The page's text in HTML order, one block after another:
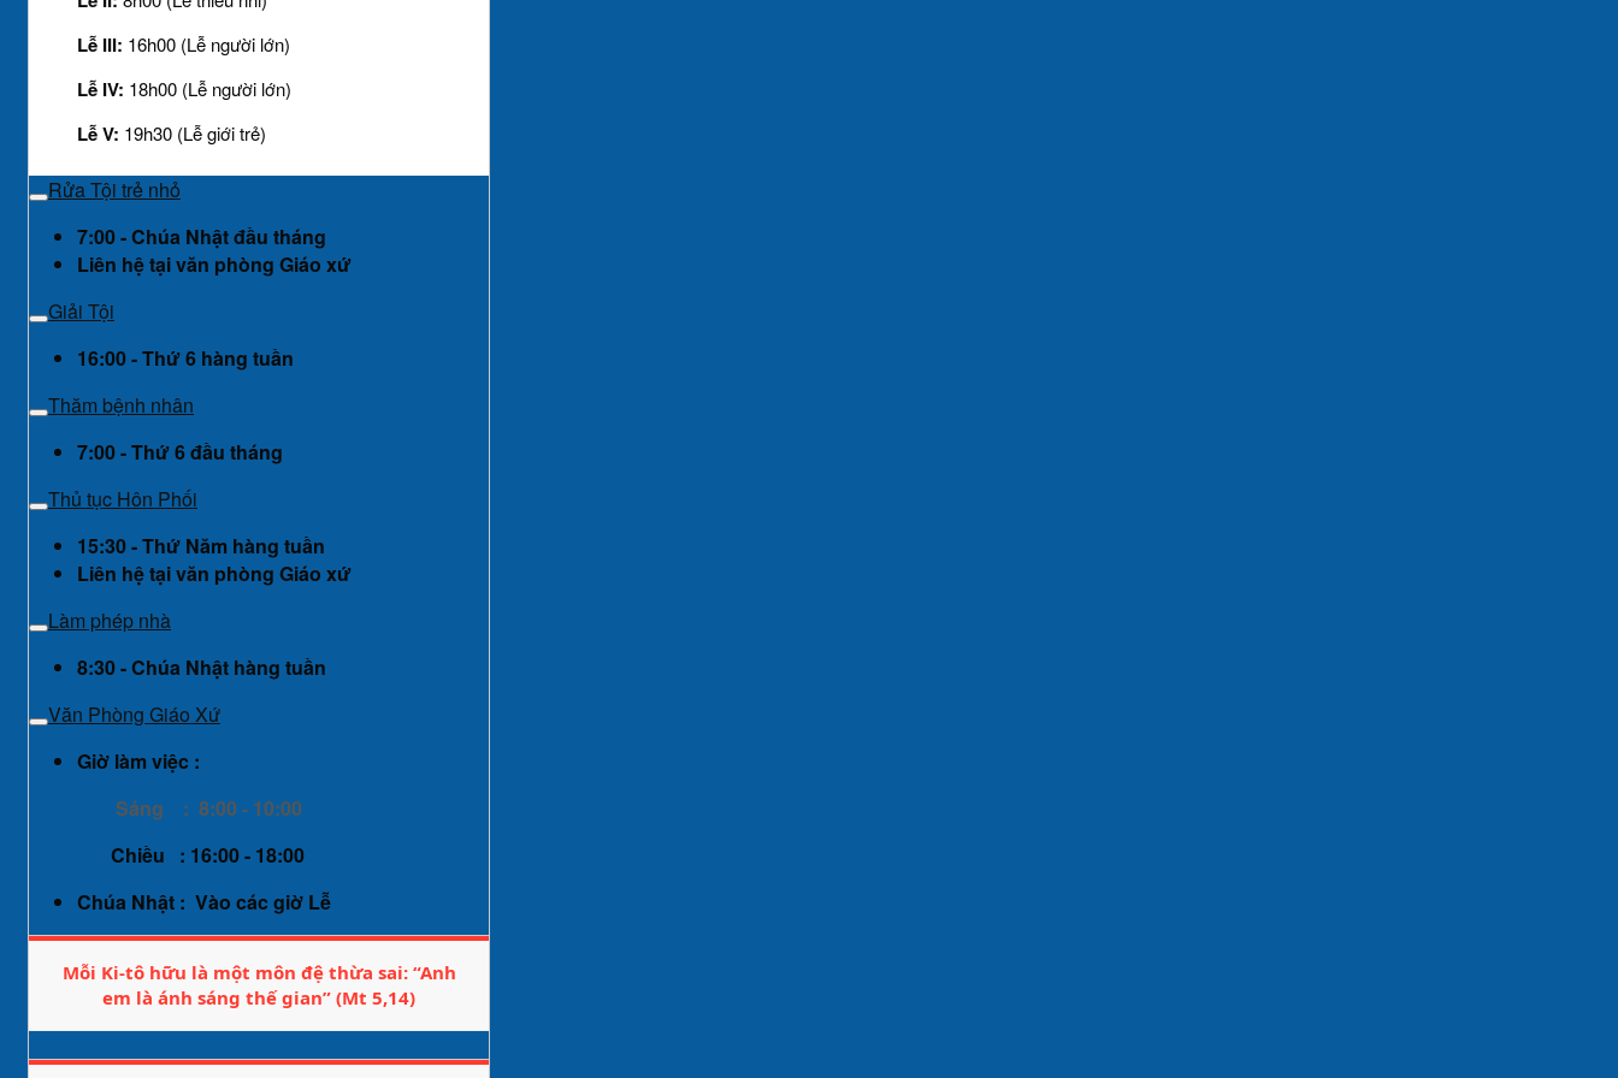
Lễ III: 16h00 (Lễ người lớn)
Lễ IV: 18h00 (Lễ người lớn)
Lễ V: 19h30 (Lễ giới trẻ)
Rửa Tội trẻ nhỏ
7:00 - Chúa Nhật đầu tháng
Liên hệ tại văn phòng Giáo xứ
Giải Tội
16:00 - Thứ 6 hàng tuần
Thăm bệnh nhân
7:00 - Thứ 6 đầu tháng
Thủ tục Hôn Phối
15:30 - Thứ Năm hàng tuần
Liên hệ tại văn phòng Giáo xứ
Làm phép nhà
8:30 - Chúa Nhật hàng tuần
Văn Phòng Giáo Xứ
Giờ làm việc :
Sáng : 8:00 - 10:00
Chiều : 16:00 - 18:00
Chúa Nhật : Vào các giờ Lễ
Mỗi Ki-tô hữu là một môn đệ thừa sai: “Anh
em là ánh sáng thế gian” (Mt 5,14)